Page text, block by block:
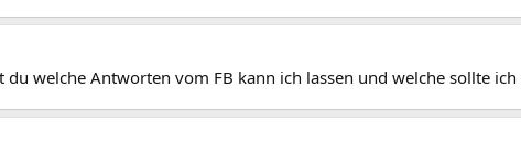
du welche Antworten vom FB kann ich lassen und welche sollte